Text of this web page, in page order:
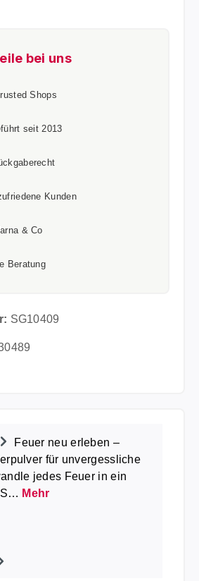
bei uns
Shops
seit 2013
Kunden
& Co
Beratung
SG10409
Feuer neu erleben –
für unvergessliche
jedes Feuer in ein
S… Mehr